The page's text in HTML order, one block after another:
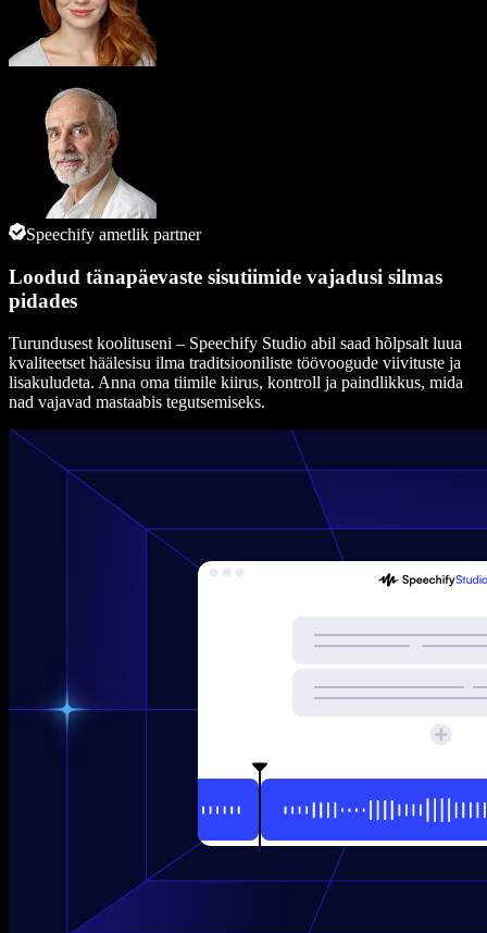
Speechify ametlik partner
Loodud tänapäevaste sisutiimide vajadusi silmas
pidades
Turundusest koolituseni – Speechify Studio abil saad hõlpsalt luua
kvaliteetset häälesisu ilma traditsiooniliste töövoogude viivituste ja
lisakuludeta. Anna oma tiimile kiirus, kontroll ja paindlikkus, mida
nad vajavad mastaabis tegutsemiseks.